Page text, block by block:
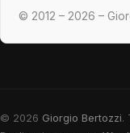
© 2012 – 2026 –
© 2026 Giorgio Bertozzi.